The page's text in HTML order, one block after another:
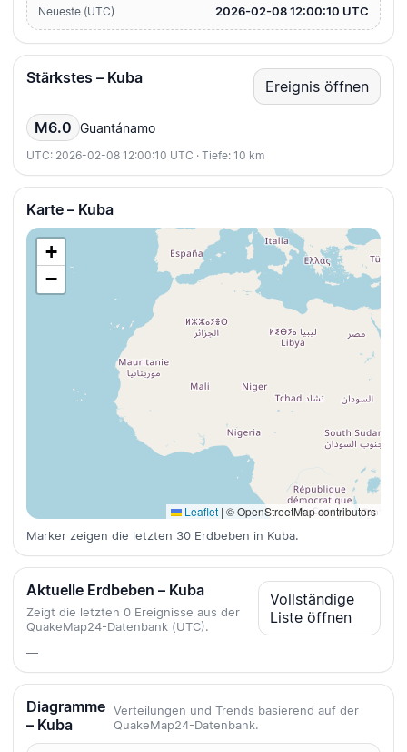
Neueste (UTC) 2026-02-08 12:00:10 UTC
Stärkstes – Kuba Ereignis öffnen
M6.0 Guantánamo
UTC: 2026-02-08 12:00:10 UTC · Tiefe: 10 km
Karte – Kuba
+
−
Leaflet | © OpenStreetMap contributors
Marker zeigen die letzten 30 Erdbeben in Kuba.
Aktuelle Erdbeben – Kuba
Zeigt die letzten 0 Ereignisse aus der
QuakeMap24-Datenbank (UTC).
Vollständige
Liste öffnen
—
Diagramme
– Kuba
Verteilungen und Trends basierend auf der
QuakeMap24-Datenbank.